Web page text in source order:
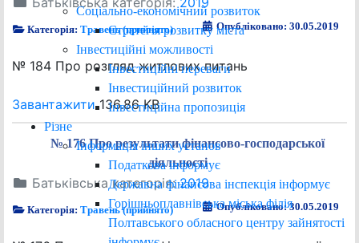
Соціально-економічний розвиток
Стратегія розвитку міста
Інвестиційні можливості
Інвестиційні переваги
Інвестиційний розвиток
Інвестиційна пропозиція
Різне
Інформація інших установ
Податкова інформує
Державна фінансова інспекція інформує
Горішньоплавнівська міська філія
Полтавського обласного центру зайнятості
Категорія:Травень (прийнято) Опубліковано: 30.05.2019
№ 184 Про розгляд житлових питань
Завантажити136.86 KB
№ 176 Про результати фінансово-господарської
діяльності
Батьківська категорія:2019
Категорія:Травень (прийнято) Опубліковано: 30.05.2019